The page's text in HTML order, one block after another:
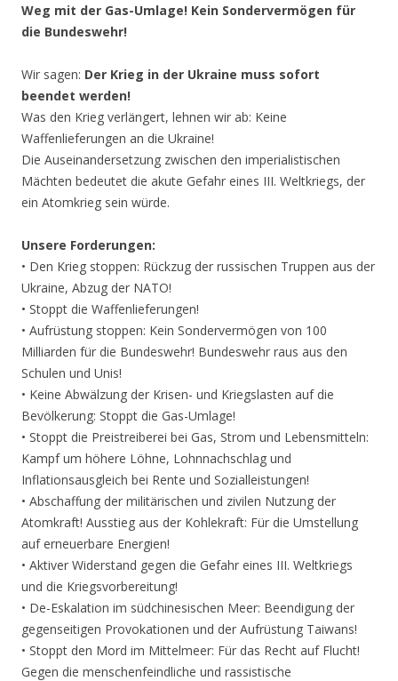
Weg mit der Gas-Umlage! Kein Sondervermögen für
die Bundeswehr!
Wir sagen: Der Krieg in der Ukraine muss sofort
beendet werden!
Was den Krieg verlängert, lehnen wir ab: Keine
Waffenlieferungen an die Ukraine!
Die Auseinandersetzung zwischen den imperialistischen
Mächten bedeutet die akute Gefahr eines III. Weltkriegs, der
ein Atomkrieg sein würde.
Unsere Forderungen:
• Den Krieg stoppen: Rückzug der russischen Truppen aus der
Ukraine, Abzug der NATO!
• Stoppt die Waffenlieferungen!
• Aufrüstung stoppen: Kein Sondervermögen von 100
Milliarden für die Bundeswehr! Bundeswehr raus aus den
Schulen und Unis!
• Keine Abwälzung der Krisen- und Kriegslasten auf die
Bevölkerung: Stoppt die Gas-Umlage!
• Stoppt die Preistreiberei bei Gas, Strom und Lebensmitteln:
Kampf um höhere Löhne, Lohnnachschlag und
Inflationsausgleich bei Rente und Sozialleistungen!
• Abschaffung der militärischen und zivilen Nutzung der
Atomkraft! Ausstieg aus der Kohlekraft: Für die Umstellung
auf erneuerbare Energien!
• Aktiver Widerstand gegen die Gefahr eines III. Weltkriegs
und die Kriegsvorbereitung!
• De-Eskalation im südchinesischen Meer: Beendigung der
gegenseitigen Provokationen und der Aufrüstung Taiwans!
• Stoppt den Mord im Mittelmeer: Für das Recht auf Flucht!
Gegen die menschenfeindliche und rassistische